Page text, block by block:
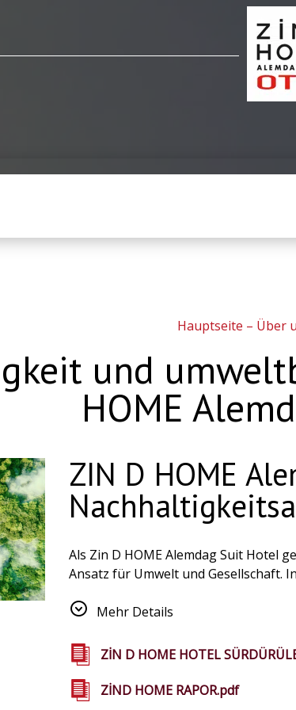
Hauptseite – Über
und
HOME
ZIN D HOME
Als Zin D HOME Alemdag Suit Hotel
Ansatz für Umwelt und Gesellschaft.
lokalen Leben kompatibel sind und
Mehr Details
ZİN D HOME HOTEL
ZİND HOME RAPOR.pdf